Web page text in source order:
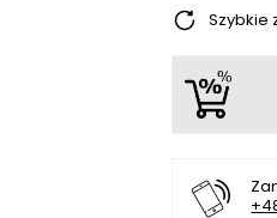
Szybkie